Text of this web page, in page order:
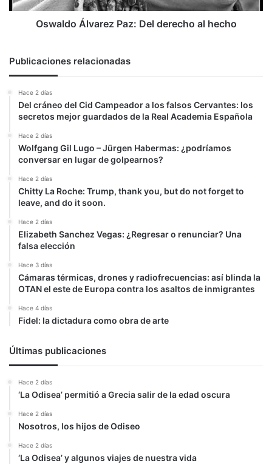
Oswaldo Álvarez Paz: Del derecho al hecho
Publicaciones relacionadas
Hace 2 días
Del cráneo del Cid Campeador a los falsos Cervantes: los
secretos mejor guardados de la Real Academia Española
Hace 2 días
Wolfgang Gil Lugo – Jürgen Habermas: ¿podríamos
conversar en lugar de golpearnos?
Hace 2 días
Chitty La Roche: Trump, thank you, but do not forget to
leave, and do it soon.
Hace 2 días
Elizabeth Sanchez Vegas: ¿Regresar o renunciar? Una
falsa elección
Hace 3 días
Cámaras térmicas, drones y radiofrecuencias: así blinda la
OTAN el este de Europa contra los asaltos de inmigrantes
Hace 4 días
Fidel: la dictadura como obra de arte
Últimas publicaciones
Hace 2 días
‘La Odisea’ permitió a Grecia salir de la edad oscura
Hace 2 días
Nosotros, los hijos de Odiseo
Hace 2 días
‘La Odisea’ y algunos viajes de nuestra vida